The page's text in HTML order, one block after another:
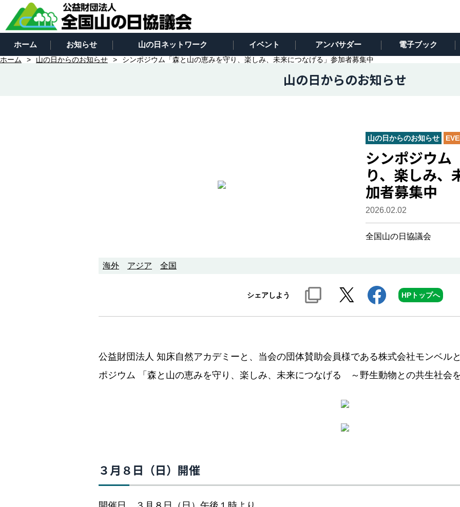
ホーム お知らせ 山の日ネットワーク イベント アンバサダー 電子ブック
ホーム 山の日からのお知らせ シンポジウム「森と山の恵みを守り、楽しみ、未来につなげる」参加者募集中
山の日からのお知らせ
山の日からのお知らせ
シンポジウム
り、楽しみ、
加者募集中
2026.02.02
全国山の日協議会
海外 アジア 全国
シェアしよう HPトップへ
公益財団法人 知床自然アカデミーと、当会の団体賛助会員様である株式会社モンベル
ポジウム 「森と山の恵みを守り、楽しみ、未来につなげる ～野生動物との共生社会
３月８日（日）開催